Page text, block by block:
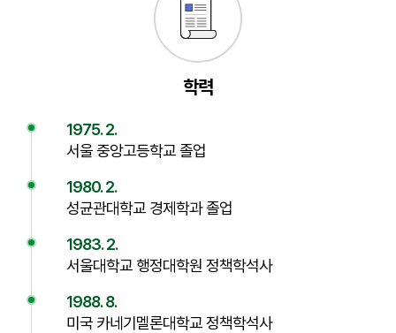
학력
1975. 2.
서울 중앙고등학교 졸업
1980. 2.
성균관대학교 경제학과 졸업
1983. 2.
서울대학교 행정대학원 정책학석사
1988. 8.
미국 카네기멜론대학교 정책학석사